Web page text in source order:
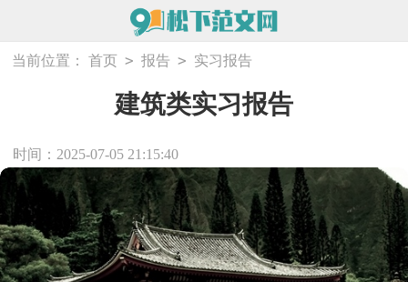
当前位置： 首页 > 报告 > 实习报告
建筑类实习报告
时间：2025-07-05 21:15:40